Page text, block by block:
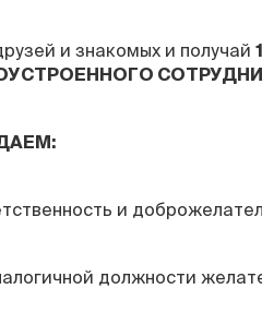
и знакомых и получай
и
должности